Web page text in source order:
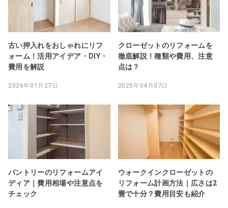
古い押入れをおしゃれにリフ
ォーム！活用アイデア・DIY・
費用を解説
2026年01月27日
クローゼットのリフォームを
徹底解説！種類や費用、注意
点は？
2025年04月07日
パントリーのリフォームアイ
ディア｜費用相場や注意点を
チェック
ウォークインクローゼットの
リフォーム計画方法｜広さは2
畳で十分？費用目安も紹介